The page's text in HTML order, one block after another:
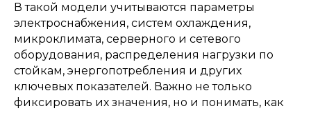
В такой модели учитываются параметры
электроснабжения, систем охлаждения,
микроклимата, серверного и сетевого
оборудования, распределения нагрузки по
стойкам, энергопотребления и других
ключевых показателей. Важно не только
фиксировать их значения, но и понимать, как